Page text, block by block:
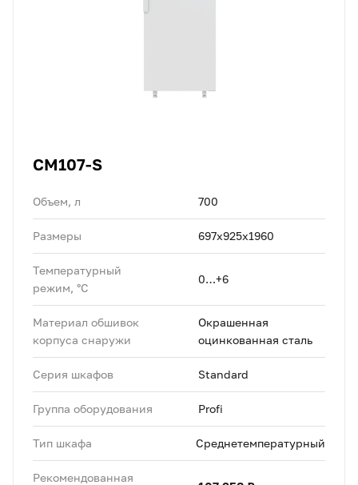
CM107-S
Объем, л 700
Размеры 697х925х1960
Температурный
режим, °C
0…+6
Материал обшивок
корпуса снаружи
Окрашенная
оцинкованная сталь
Серия шкафов Standard
Группа оборудования Profi
Тип шкафа Среднетемпературный
Рекомендованная